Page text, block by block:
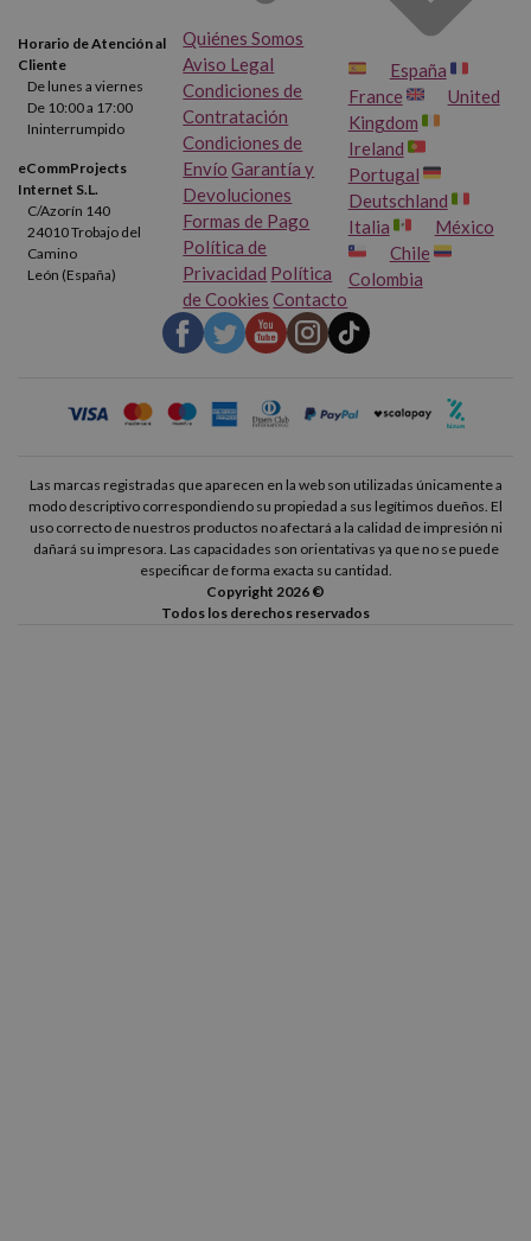
Horario de Atención al
Cliente
De lunes a viernes
De 10:00 a 17:00
Ininterrumpido
eCommProjects
Internet S.L.
C/Azorín 140
24010 Trobajo del
Camino
León (España)
Quiénes Somos
Aviso Legal
Condiciones de
Contratación
Condiciones de
Envío Garantía y
Devoluciones
Formas de Pago
Política de
Privacidad Política
de Cookies Contacto
España
France
United
Kingdom
Ireland
Portugal
Deutschland
Italia
México
Chile
Colombia
Las marcas registradas que aparecen en la web son utilizadas únicamente a
modo descriptivo correspondiendo su propiedad a sus legítimos dueños. El
uso correcto de nuestros productos no afectará a la calidad de impresión ni
dañará su impresora. Las capacidades son orientativas ya que no se puede
especificar de forma exacta su cantidad.
Copyright 2026 ©
Todos los derechos reservados